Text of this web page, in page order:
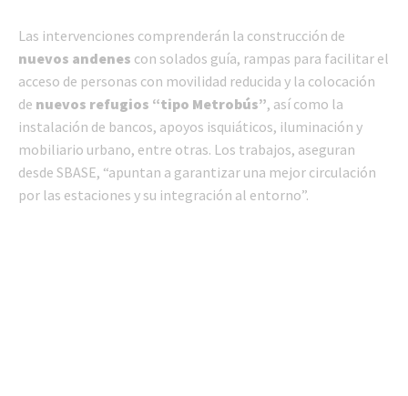
Las intervenciones comprenderán la construcción de
nuevos andenes con solados guía, rampas para facilitar el
acceso de personas con movilidad reducida y la colocación
de nuevos refugios “tipo Metrobús”, así como la
instalación de bancos, apoyos isquiáticos, iluminación y
mobiliario urbano, entre otras. Los trabajos, aseguran
desde SBASE, “apuntan a garantizar una mejor circulación
por las estaciones y su integración al entorno”.